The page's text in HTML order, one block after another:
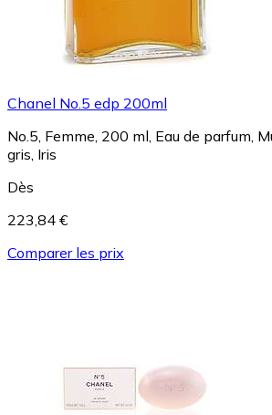
Chanel No.5 edp 200ml
No.5, Femme, 200 ml, Eau de parfum,
gris, Iris
Dès
223,84 €
Comparer les prix